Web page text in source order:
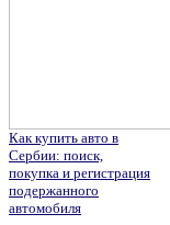
Как купить авто в
Сербии: поиск,
покупка и регистрация
подержанного
автомобиля